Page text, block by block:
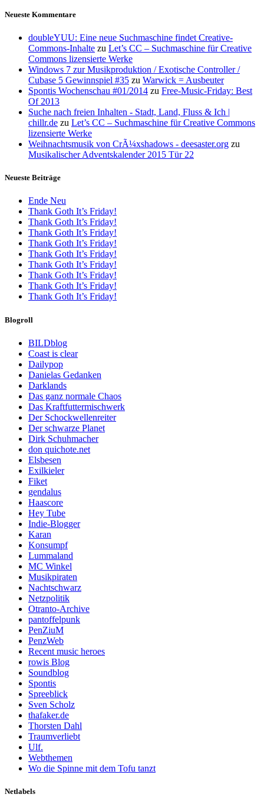
Neueste Kommentare
doubleYUU: Eine neue Suchmaschine findet Creative-
Commons-Inhalte zu Let’s CC – Suchmaschine für Creative
Commons lizensierte Werke
Windows 7 zur Musikproduktion / Exotische Controller /
Cubase 5 Gewinnspiel #35 zu Warwick = Ausbeuter
Spontis Wochenschau #01/2014 zu Free-Music-Friday: Best
Of 2013
Suche nach freien Inhalten - Stadt, Land, Fluss & Ich |
chillr.de zu Let’s CC – Suchmaschine für Creative Commons
lizensierte Werke
Weihnachtsmusik von CrÃ¼xshadows - deesaster.org zu
Musikalischer Adventskalender 2015 Tür 22
Neueste Beiträge
Ende Neu
Thank Goth It’s Friday!
Thank Goth It’s Friday!
Thank Goth It’s Friday!
Thank Goth It’s Friday!
Thank Goth It’s Friday!
Thank Goth It’s Friday!
Thank Goth It’s Friday!
Thank Goth It’s Friday!
Thank Goth It’s Friday!
Blogroll
BILDblog
Coast is clear
Dailypop
Danielas Gedanken
Darklands
Das ganz normale Chaos
Das Kraftfuttermischwerk
Der Schockwellenreiter
Der schwarze Planet
Dirk Schuhmacher
don quichote.net
Elsbesen
Exilkieler
Fiket
gendalus
Haascore
Hey Tube
Indie-Blogger
Karan
Konsumpf
Lummaland
MC Winkel
Musikpiraten
Nachtschwarz
Netzpolitik
Otranto-Archive
pantoffelpunk
PenZiuM
PenzWeb
Recent music heroes
rowis Blog
Soundblog
Spontis
Spreeblick
Sven Scholz
thafaker.de
Thorsten Dahl
Traumverliebt
Ulf.
Webthemen
Wo die Spinne mit dem Tofu tanzt
Netlabels